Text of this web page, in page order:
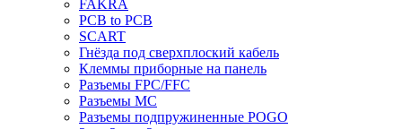
FAKRA
PCB to PCB
SCART
Гнёзда под сверхплоский кабель
Клеммы приборные на панель
Разъемы FPC/FFC
Разъемы MC
Разъемы подпружиненные POGO